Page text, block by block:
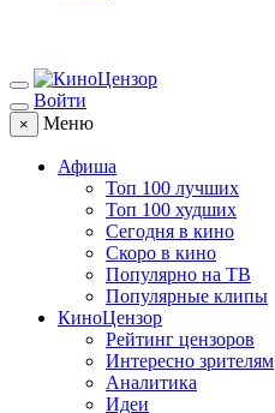
Войти
× Меню
Афиша
Топ 100 лучших
Топ 100 худших
Сегодня в кино
Скоро в кино
Популярно на ТВ
Популярные клипы
КиноЦензор
Рейтинг цензоров
Интересно зрителям
Аналитика
Идеи